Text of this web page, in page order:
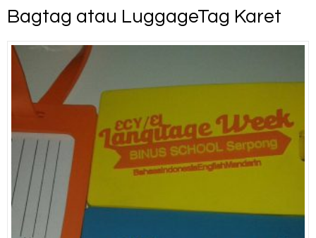
Bagtag atau LuggageTag Karet